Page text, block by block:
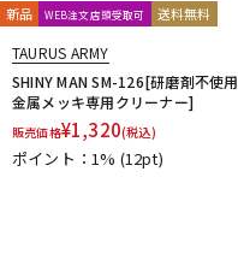
新品 WEB注文店頭受取可 送料無料
TAURUS ARMY
SHINY MAN SM-126[研磨剤不使用
金属メッキ専用クリーナー]
販売価格¥1,320(税込)
ポイント：1% (12pt)